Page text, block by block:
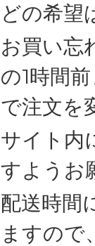
どの希望
お買い忘
の1時間
で注文を
サイト内
すようお
配送時間
ますので